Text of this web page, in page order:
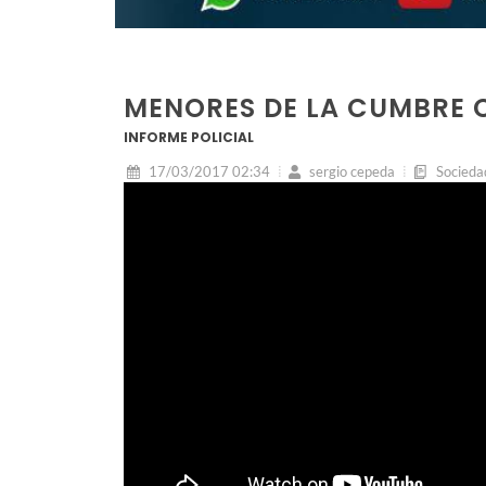
MENORES DE LA
INFORME POLICIAL
17/03/2017 02:34 sergio cepeda